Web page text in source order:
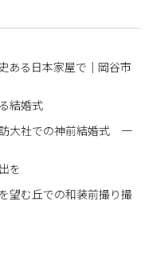
ある日本家屋で｜岡谷市
結婚式
訪大社での神前結婚式 一
を
望む丘での和装前撮り撮